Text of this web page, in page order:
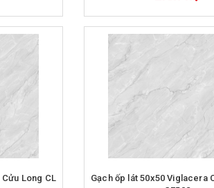
Gạch ốp lát 50x50 Viglacera Cửu Long CL